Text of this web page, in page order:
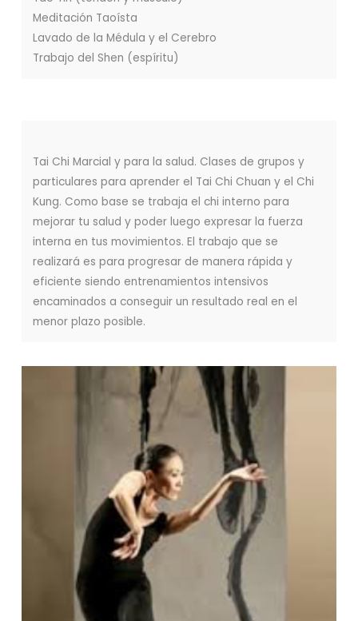
Meditación Taoísta
Lavado de la Médula y el Cerebro
Trabajo del Shen (espíritu)
Tai Chi Marcial y para la salud. Clases de grupos y
particulares para aprender el Tai Chi Chuan y el Chi
Kung. Como base se trabaja el chi interno para
mejorar tu salud y poder luego expresar la fuerza
interna en tus movimientos. El trabajo que se
realizará es para progresar de manera rápida y
eficiente siendo entrenamientos intensivos
encaminados a conseguir un resultado real en el
menor plazo posible.